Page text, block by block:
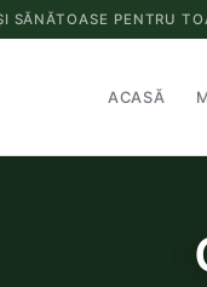
SĂNĂTOASE PENTRU
ACASĂ